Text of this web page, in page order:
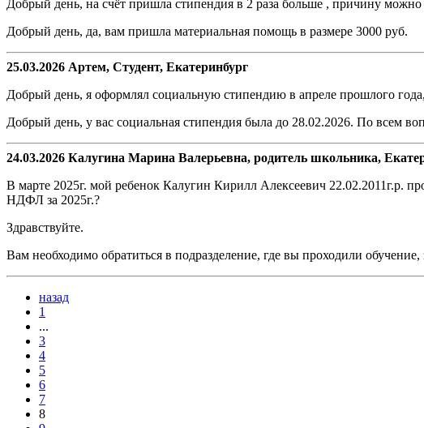
Добрый день, на счёт пришла стипендия в 2 раза больше , причину
Добрый день, да, вам пришла материальная помощь в размере 3000 руб.
25.03.2026 Артем, Студент, Екатеринбург
Добрый день, я оформлял социальную стипендию в апреле прошлого
Добрый день, у вас социальная стипендия была до 28.02.2026. По всем
24.03.2026 Калугина Марина Валерьевна, родитель школьника,
В марте 2025г. мой ребенок Калугин Кирилл Алексеевич 22.02.2011г.р.
НДФЛ за 2025г.?
Здравствуйте.
Вам необходимо обратиться в подразделение, где вы проходили
назад
1
...
3
4
5
6
7
8